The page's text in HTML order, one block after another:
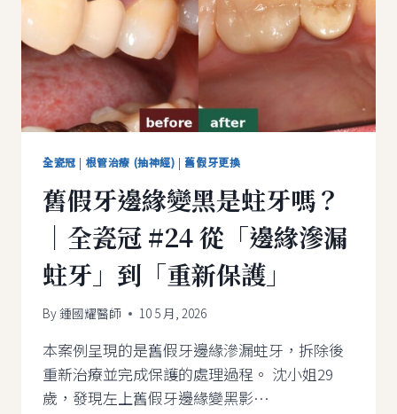
全瓷冠 | 根管治療 (抽神經) |舊假牙更換
舊假牙邊緣變黑是蛀牙嗎？
｜全瓷冠 #24 從「邊緣滲漏
蛀牙」到「重新保護」
By鍾國耀醫師 10 5 月, 2026
本案例呈現的是舊假牙邊緣滲漏蛀牙，拆除後
重新治療並完成保護的處理過程。 沈小姐29
歲，發現左上舊假牙邊緣變黑影…